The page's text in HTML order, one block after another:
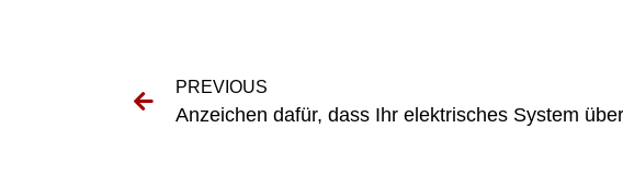
PREVIOUS